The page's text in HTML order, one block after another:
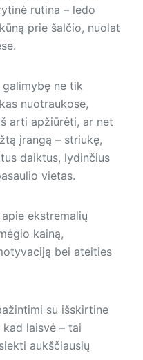
rutina – ledo
prie šalčio, nuolat
ne tik
nuotraukose,
arti apžiūrėti, ar net
įrangą – striukę,
daiktus, lydinčius
vietas.
ekstremalių
kainą,
bei ateities
su išskirtine
laisvė – tai
aukščiausių